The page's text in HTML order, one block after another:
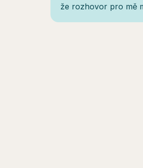
že rozhovor pro mě